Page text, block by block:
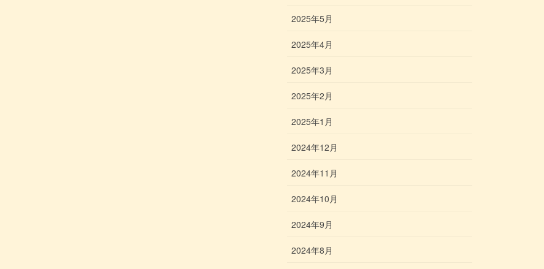
2025年5月
2025年4月
2025年3月
2025年2月
2025年1月
2024年12月
2024年11月
2024年10月
2024年9月
2024年8月